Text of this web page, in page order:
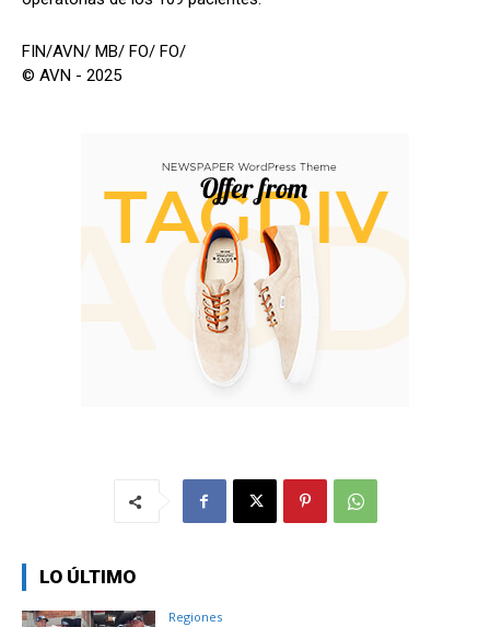
FIN/AVN/ MB/ FO/ FO/
© AVN - 2025
LO ÚLTIMO
Regiones